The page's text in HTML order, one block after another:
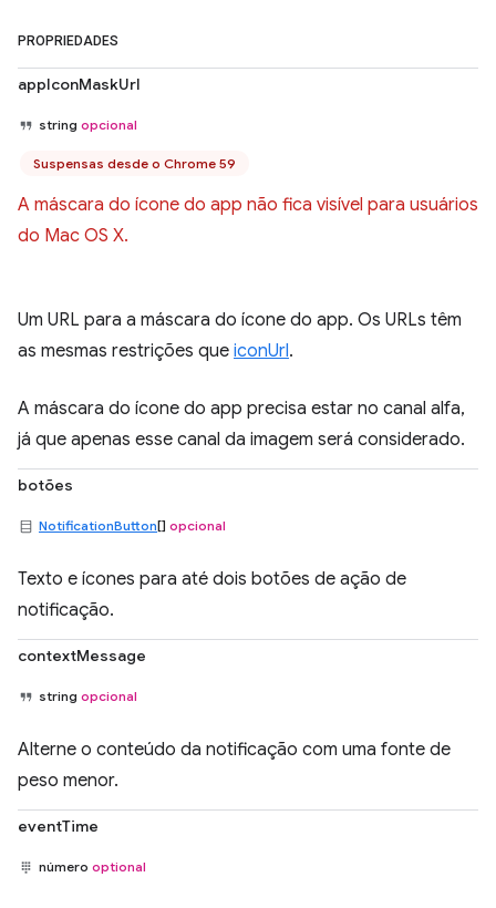
PROPRIEDADES
appIconMaskUrl
string opcional
Suspensas desde o Chrome 59
A máscara do ícone do app não fica visível para usuários
do Mac OS X.
Um URL para a máscara do ícone do app. Os URLs têm
as mesmas restrições que iconUrl.
A máscara do ícone do app precisa estar no canal alfa,
já que apenas esse canal da imagem será considerado.
botões
NotificationButton[] opcional
Texto e ícones para até dois botões de ação de
notificação.
contextMessage
string opcional
Alterne o conteúdo da notificação com uma fonte de
peso menor.
eventTime
número optional